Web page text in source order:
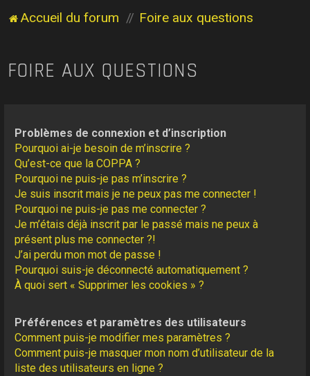
Accueil du forum Foire aux questions
FOIRE AUX QUESTIONS
Problèmes de connexion et d’inscription
Pourquoi ai-je besoin de m’inscrire ?
Qu’est-ce que la COPPA ?
Pourquoi ne puis-je pas m’inscrire ?
Je suis inscrit mais je ne peux pas me connecter !
Pourquoi ne puis-je pas me connecter ?
Je m’étais déjà inscrit par le passé mais ne peux à
présent plus me connecter ?!
J’ai perdu mon mot de passe !
Pourquoi suis-je déconnecté automatiquement ?
À quoi sert « Supprimer les cookies » ?
Préférences et paramètres des utilisateurs
Comment puis-je modifier mes paramètres ?
Comment puis-je masquer mon nom d’utilisateur de la
liste des utilisateurs en ligne ?